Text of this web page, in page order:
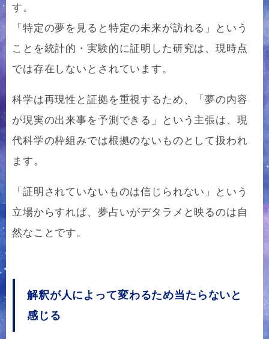
す。
「特定の夢を見ると特定の未来が訪れる」という
ことを統計的・実験的に証明した研究は、現時点
では存在しないとされています。
科学は再現性と証拠を重視するため、「夢の内容
が現実の出来事を予測できる」という主張は、現
代科学の枠組みでは根拠のないものとして扱われ
ます。
「証明されていないものは信じられない」という
立場からすれば、夢占いがデタラメと映るのは自
然なことです。
解釈が人によって変わるため当たらないと
感じる